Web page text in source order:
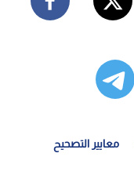
معايير التصحيح